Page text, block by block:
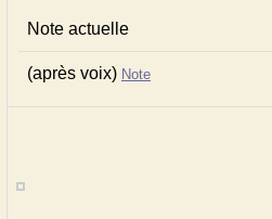
Note actuelle
(après voix) Note